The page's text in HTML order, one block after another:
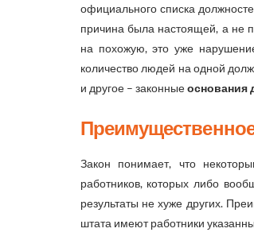
официального списка
причина была настоящей, а не
на похожую, это уже
количество людей на одной
и другое – законныеоснования
Закон понимает, что
работников, которых либо
результаты не хуже других.
штата имеют работники